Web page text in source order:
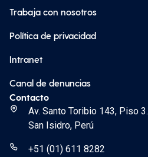
Trabaja con nosotros
Política de privacidad
Intranet
Canal de denuncias
Contacto
Av. Santo Toribio 143, Piso 3.
San Isidro, Perú
+51 (01) 611 8282